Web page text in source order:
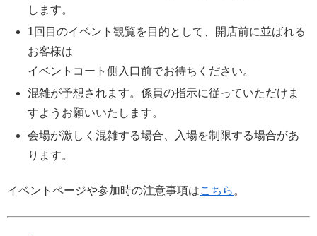
します。
1回目のイベント観覧を目的として、開店前に並ばれる
お客様は
イベントコート側入口前でお待ちください。
混雑が予想されます。係員の指示に従っていただけま
すようお願いいたします。
会場が激しく混雑する場合、入場を制限する場合があ
ります。
イベントページや参加時の注意事項はこちら 。